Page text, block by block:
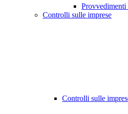
Controlli sulle imprese
Controlli sulle